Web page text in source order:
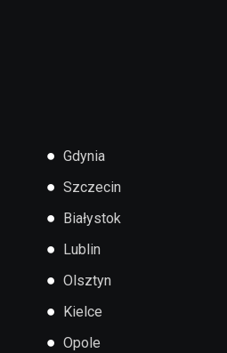
● Gdynia
● Szczecin
● Białystok
● Lublin
● Olsztyn
● Kielce
● Opole